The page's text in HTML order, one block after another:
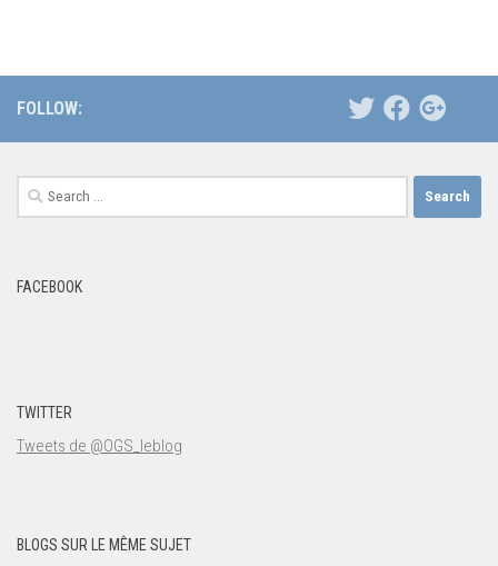
FOLLOW:
Search
for:
FACEBOOK
TWITTER
Tweets de @OGS_leblog
BLOGS SUR LE MÊME SUJET